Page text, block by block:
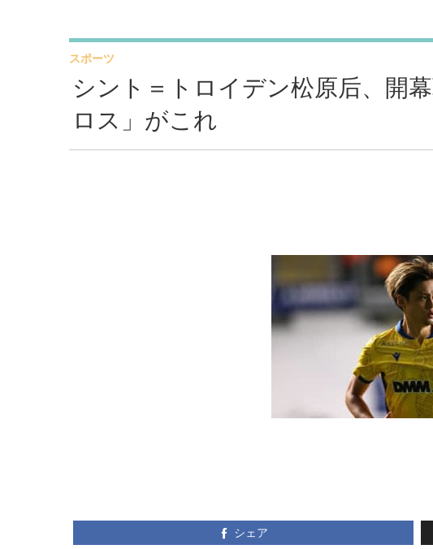
シント＝トロイデン松原后、開
ロス」がこれ
スポーツ
シェア